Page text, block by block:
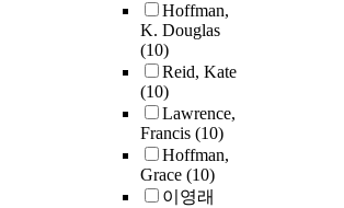
Hoffman,
K. Douglas
(10)
Reid, Kate
(10)
Lawrence,
Francis (10)
Hoffman,
Grace (10)
이영래